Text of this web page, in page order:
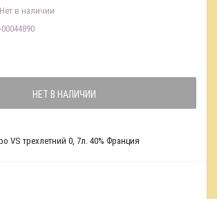
Нет в наличии
00044890
НЕТ В НАЛИЧИИ
VS трехлетний 0, 7л. 40% Франция